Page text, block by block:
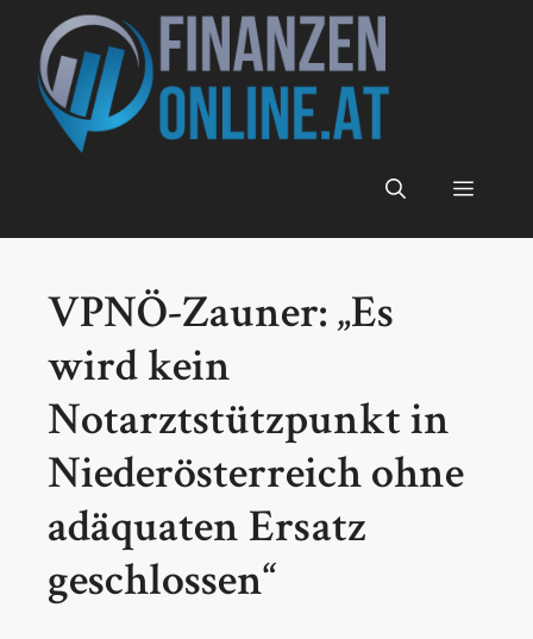
Inhalt
springen
Menü
VPNÖ-Zauner: „Es
wird kein
Notarztstützpunkt in
Niederösterreich ohne
adäquaten Ersatz
geschlossen“